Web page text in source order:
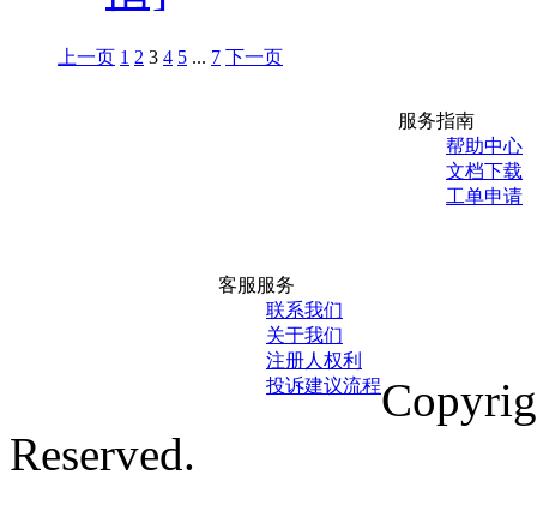
上一页 1 2 3 4 5 ... 7 下一页
服务指南
帮助中心
文档下载
工单申请
客服服务
联系我们
关于我们
注册人权利
投诉建议流程
Reserved.